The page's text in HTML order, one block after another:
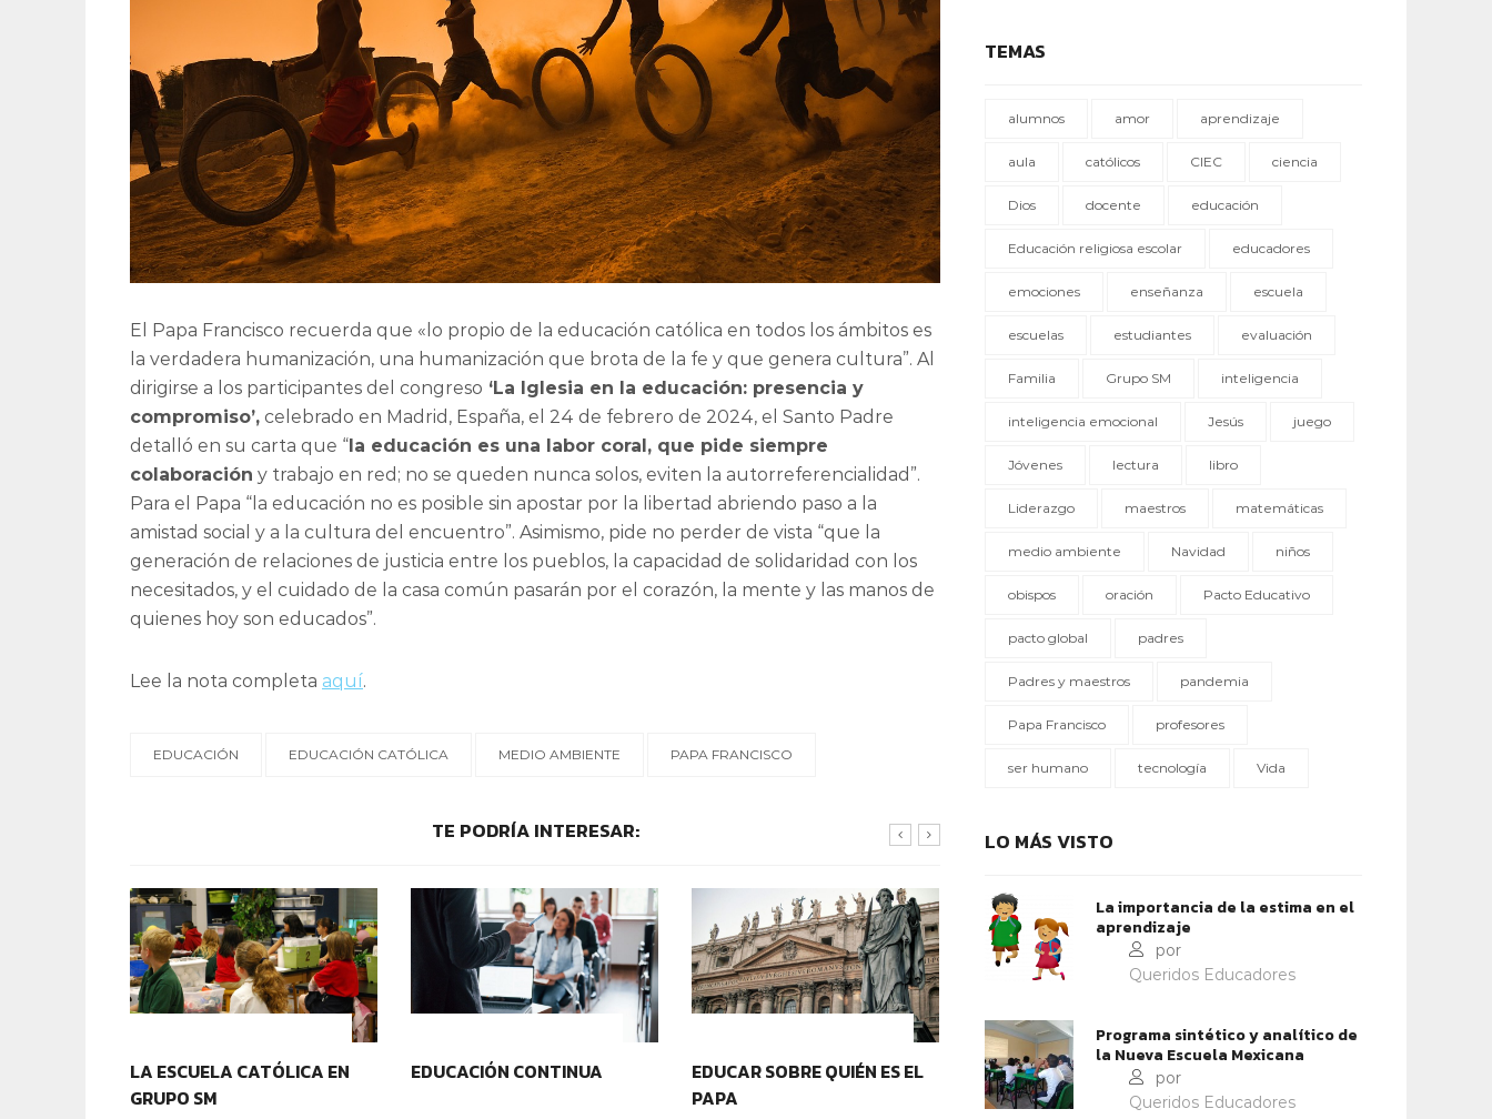
El Papa Francisco recuerda que «lo propio de la educación católica en todos los ámbitos es
la verdadera humanización, una humanización que brota de la fe y que genera cultura”. Al
dirigirse a los participantes del congreso ‘La Iglesia en la educación: presencia y
compromiso’, celebrado en Madrid, España, el 24 de febrero de 2024, el Santo Padre
detalló en su carta que “la educación es una labor coral, que pide siempre
colaboración y trabajo en red; no se queden nunca solos, eviten la autorreferencialidad”.
Para el Papa “la educación no es posible sin apostar por la libertad abriendo paso a la
amistad social y a la cultura del encuentro”. Asimismo, pide no perder de vista “que la
generación de relaciones de justicia entre los pueblos, la capacidad de solidaridad con los
necesitados, y el cuidado de la casa común pasarán por el corazón, la mente y las manos de
quienes hoy son educados”.
Lee la nota completa aquí.
EDUCACIÓN EDUCACIÓN CATÓLICA MEDIO AMBIENTE PAPA FRANCISCO
TE PODRÍA INTERESAR:
LA ESCUELA CATÓLICA EN
GRUPO SM
EDUCACIÓN CONTINUA
EDUCAR SOBRE QUIÉN ES EL
PAPA
IDENTIDAD Y PERTENENCIA
PROFESORES: PORTADORES
DE ESPERANZA
IDENTIDAD Y PERTENENCIA
CATÓLICA QUE INSPIRE Y
TEMAS
alumnos amor aprendizaje
aula católicos CIEC ciencia
Dios docente educación
Educación religiosa escolar educadores
emociones enseñanza escuela
escuelas estudiantes evaluación
Familia Grupo SM inteligencia
inteligencia emocional Jesús juego
Jóvenes lectura libro
Liderazgo maestros matemáticas
medio ambiente Navidad niños
obispos oración Pacto Educativo
pacto global padres
Padres y maestros pandemia
Papa Francisco profesores
ser humano tecnología Vida
LO MÁS VISTO
La importancia de la estima en el
aprendizaje
por
Queridos Educadores
Programa sintético y analítico de
la Nueva Escuela Mexicana
por
Queridos Educadores